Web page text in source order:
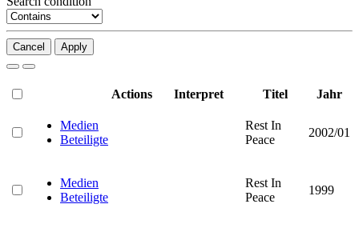
Cancel Apply
Actions Interpret Titel Jahr
Medien
Beteiligte
Rest In
Peace
2002/01
Medien
Beteiligte
Rest In
Peace
1999